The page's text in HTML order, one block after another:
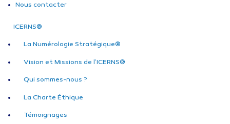
Nous contacter
ICERNS®
La Numérologie Stratégique®
Vision et Missions de l’ICERNS®
Qui sommes-nous ?
La Charte Éthique
Témoignages